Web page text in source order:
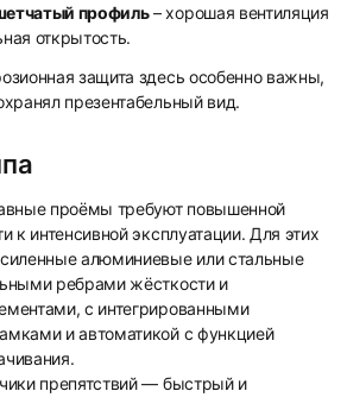
профиль– хорошая вентиляция
открытость.
защита здесь особенно важны,
презентабельный вид.
проёмы требуют повышенной
к интенсивной эксплуатации. Для этих
алюминиевые или стальные
ребрами жёсткости и
с интегрированными
и автоматикой с функцией
препятствий — быстрый и